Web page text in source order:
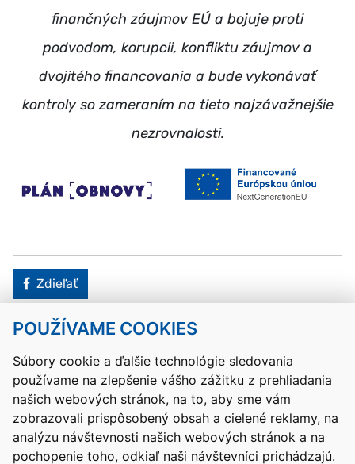
POUŽÍVAME COOKIES
Súbory cookie a ďalšie technológie sledovania
používame na zlepšenie vášho zážitku z prehliadania
našich webových stránok, na to, aby sme vám
zobrazovali prispôsobený obsah a cielené reklamy, na
analýzu návštevnosti našich webových stránok a na
pochopenie toho, odkiaľ naši návštevníci prichádzajú.
finančných záujmov EÚ a bojuje proti
podvodom, korupcii, konfliktu záujmov a
dvojitého financovania a bude vykonávať
kontroly so zameraním na tieto najzávažnejšie
nezrovnalosti.
Facebook
Zdieľať
Kontakty Mapa stránky RSS
Vyhlásenie o prístupnosti
Nastavenia cookies
Prevádzkovateľom služby je Ministerstvo školstva, výskumu,
vývoja a mládeže Slovenskej republiky.